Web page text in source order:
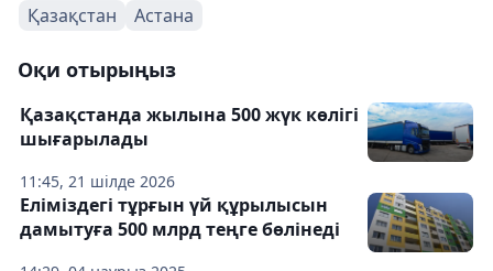
Қазақстан Астана
Оқи отырыңыз
11:45, 21 шілде 2026
Қазақстанда жылына 500 жүк көлігі
шығарылады
Еліміздегі тұрғын үй құрылысын
дамытуға 500 млрд теңге бөлінеді